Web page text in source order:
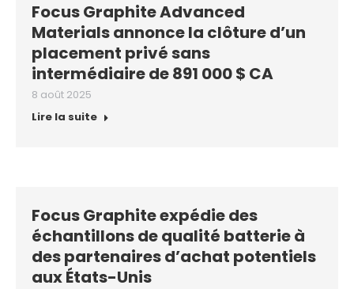
Focus Graphite Advanced
Materials annonce la clôture d’un
placement privé sans
intermédiaire de 891 000 $ CA
8 août 2025
Lire la suite
Focus Graphite expédie des
échantillons de qualité batterie à
des partenaires d’achat potentiels
aux États-Unis